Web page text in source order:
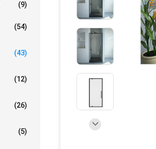
(9)
(54)
(43)
(12)
(26)
(5)